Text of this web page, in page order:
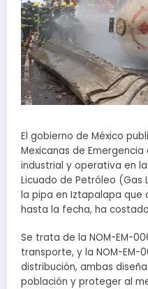
El gobierno de México
Mexicanas de
industrial y operativa en
Licuado de Petróleo (Gas
la pipa en Iztapalapa que
hasta la fecha, ha
Se trata de la NOM-EM-
transporte, y la NOM-EM-
distribución, ambas
población y proteger al